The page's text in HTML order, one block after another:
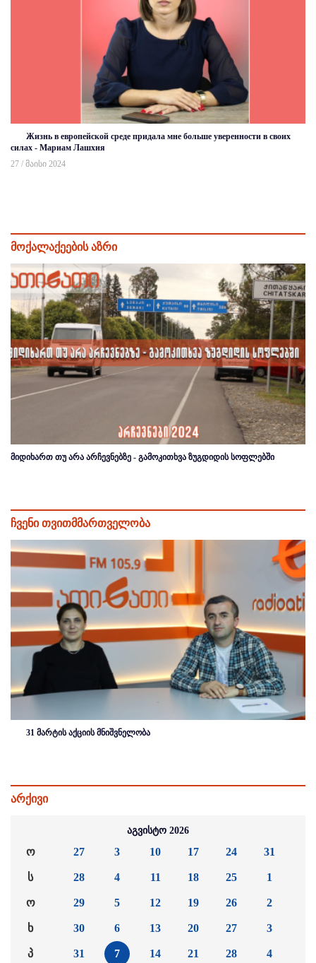
Жизнь в европейской среде придала мне больше уверенности в своих
силах - Мариам Лашхия
27 / მაისი 2024
მოქალაქეების აზრი
მიდიხართ თუ არა არჩევნებზე - გამოკითხვა ზუგდიდის სოფლებში
ჩვენი თვითმმართველობა
31 მარტის აქციის მნიშვნელობა
არქივი
აგვისტო 2026
ო
ს
ო
ხ
პ
27
28
29
30
31
3
4
5
6
7
10
11
12
13
14
17
18
19
20
21
24
25
26
27
28
31
1
2
3
4